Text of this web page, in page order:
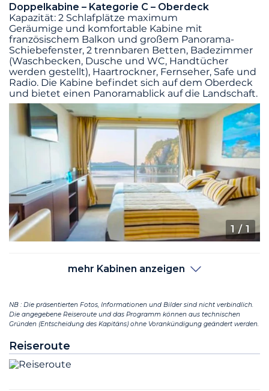
Doppelkabine – Kategorie C – Oberdeck
Kapazität: 2 Schlafplätze maximum
Geräumige und komfortable Kabine mit
französischem Balkon und großem Panorama-
Schiebefenster, 2 trennbaren Betten, Badezimmer
(Waschbecken, Dusche und WC, Handtücher
werden gestellt), Haartrockner, Fernseher, Safe und
Radio. Die Kabine befindet sich auf dem Oberdeck
und bietet einen Panoramablick auf die Landschaft.
1 / 1
mehr Kabinen anzeigen
NB : Die präsentierten Fotos, Informationen und Bilder sind nicht verbindlich.
Die angegebene Reiseroute und das Programm können aus technischen
Gründen (Entscheidung des Kapitäns) ohne Vorankündigung geändert werden.
Reiseroute